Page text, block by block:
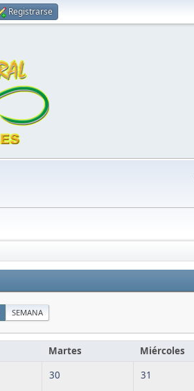
Registrarse
SEMANA
Martes Miércoles
30 31